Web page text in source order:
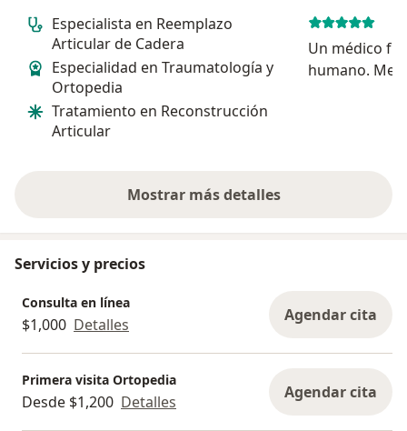
Especialista en Reemplazo
Articular de Cadera
Especialidad en Traumatología y
Ortopedia
Tratamiento en Reconstrucción
Articular
Un médico
humano. Me
Mostrar más detalles
sobre la experiencia
Servicios y precios
Consulta en línea
$1,000 Detalles Agendar cita
Primera visita Ortopedia
Desde $1,200 Detalles Agendar cita